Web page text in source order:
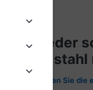
Leder
Geben Sie